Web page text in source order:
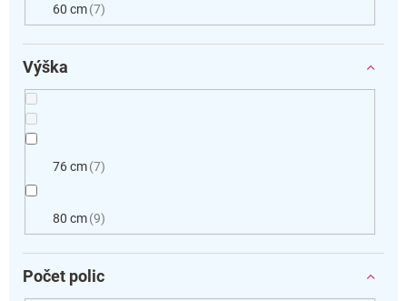
60 cm 7
Výška
76 cm 7
80 cm 9
Počet polic